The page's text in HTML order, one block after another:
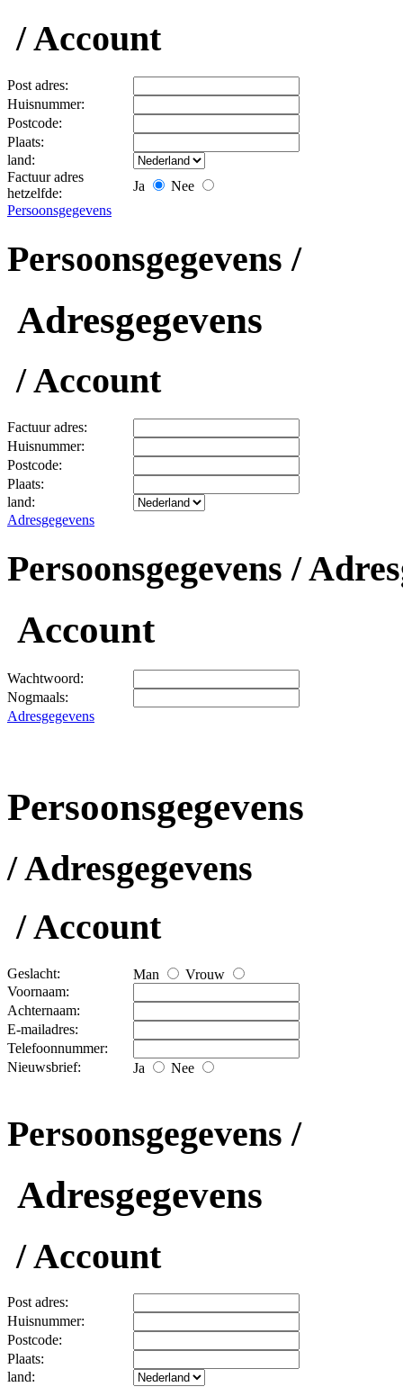
/ Account
Post adres:
Huisnummer:
Postcode:
Plaats:
land:
Factuur adres
hetzelfde:
Ja
Nee
Persoonsgegevens
Persoonsgegevens /
Adresgegevens
/ Account
Factuur adres:
Huisnummer:
Postcode:
Plaats:
land:
Adresgegevens
Persoonsgegevens /
Account
Wachtwoord:
Nogmaals:
Adresgegevens
Persoonsgegevens
/ Adresgegevens
/ Account
Geslacht: Man
Vrouw
Voornaam:
Achternaam:
E-mailadres:
Telefoonnummer:
Nieuwsbrief:
Ja Nee
Persoonsgegevens /
Adresgegevens
/ Account
Post adres:
Huisnummer:
Postcode:
Plaats:
land: